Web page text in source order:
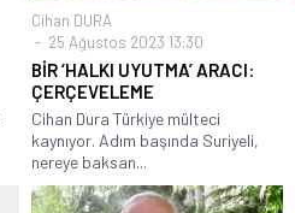
Cihan DURA
25 Ağustos 2023 13:30
BİR ‘HALKI UYUTMA’ ARACI:
ÇERÇEVELEME
Cihan Dura Türkiye mülteci
kaynıyor. Adım başında Suriyeli,
nereye baksan...